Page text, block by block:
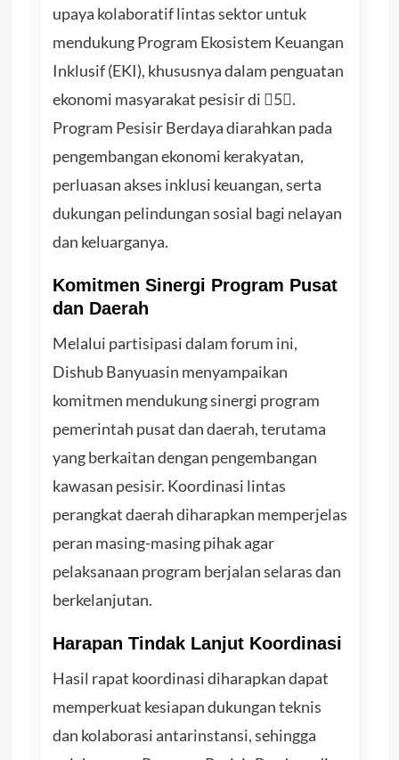
upaya kolaboratif lintas sektor untuk
mendukung Program Ekosistem Keuangan
Inklusif (EKI), khususnya dalam penguatan
ekonomi masyarakat pesisir di 5.
Program Pesisir Berdaya diarahkan pada
pengembangan ekonomi kerakyatan,
perluasan akses inklusi keuangan, serta
dukungan pelindungan sosial bagi nelayan
dan keluarganya.
Komitmen Sinergi Program Pusat
dan Daerah
Melalui partisipasi dalam forum ini,
Dishub Banyuasin menyampaikan
komitmen mendukung sinergi program
pemerintah pusat dan daerah, terutama
yang berkaitan dengan pengembangan
kawasan pesisir. Koordinasi lintas
perangkat daerah diharapkan memperjelas
peran masing-masing pihak agar
pelaksanaan program berjalan selaras dan
berkelanjutan.
Harapan Tindak Lanjut Koordinasi
Hasil rapat koordinasi diharapkan dapat
memperkuat kesiapan dukungan teknis
dan kolaborasi antarinstansi, sehingga